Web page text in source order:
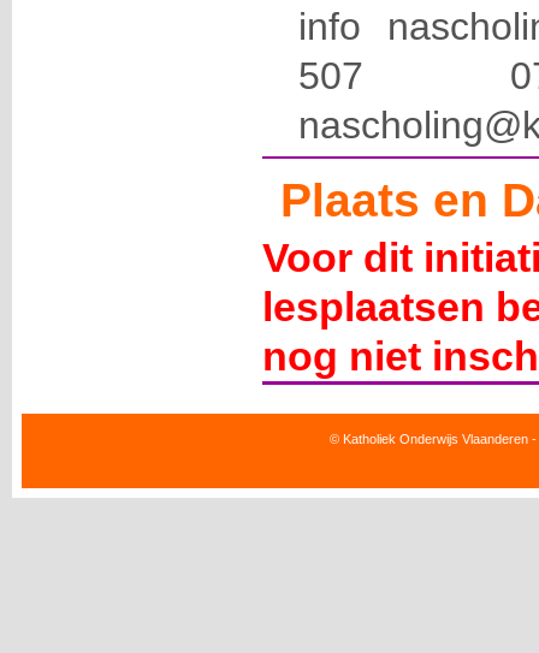
info
507
Plaats en
Voor dit
lesplaatsen
nog niet
© Katholiek Onderwijs Vlaanderen